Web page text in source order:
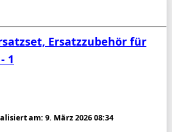
am: 9. März 2026 08:34